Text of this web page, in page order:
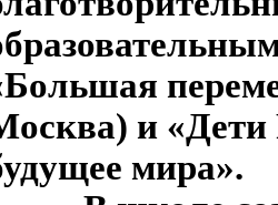
и «Дети
мира».